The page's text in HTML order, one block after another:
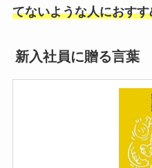
てないような人におす
新入社員に贈る言葉